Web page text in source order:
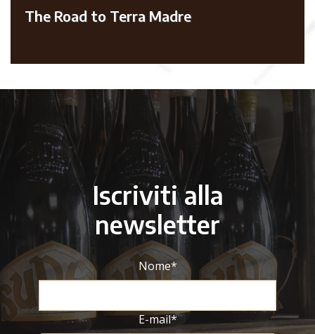
The Road to Terra Madre
Iscriviti alla
newsletter
Nome*
E-mail*